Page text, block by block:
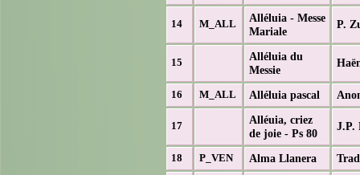
14 M_ALL
Alléluia - Messe
Mariale
P.
15
Alléluia du
Messie
16 M_ALL Alléluia pascal
17
Alléuia, criez
de joie - Ps 80
J.P.
18 P_VEN Alma Llanera